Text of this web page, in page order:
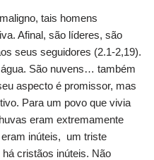
tais homens
Afinal, são líderes, são
seus seguidores (2.1-2,19).
São nuvens… também
aspecto é promissor, mas
Para um povo que vivia
eram extremamente
inúteis, um triste
cristãos inúteis. Não